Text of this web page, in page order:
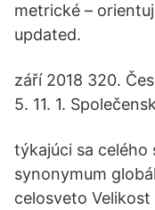
metrické –
updated.
září 2018 320.
5. 11. 1.
týkajúci sa
synonymum
celosveto